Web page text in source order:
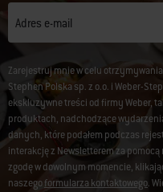
Adres e-mail
Zarejestruj mnie w celu
Stephen Polska sp. z o.o. i Weber-
ekskluzywne treści od firmy Weber,
produktach, nadchodzące
danych, które podałem podczas
interakcję z Newsletterem za
zgodę w dowolnym momencie,
naszegoformularza kontaktowego.